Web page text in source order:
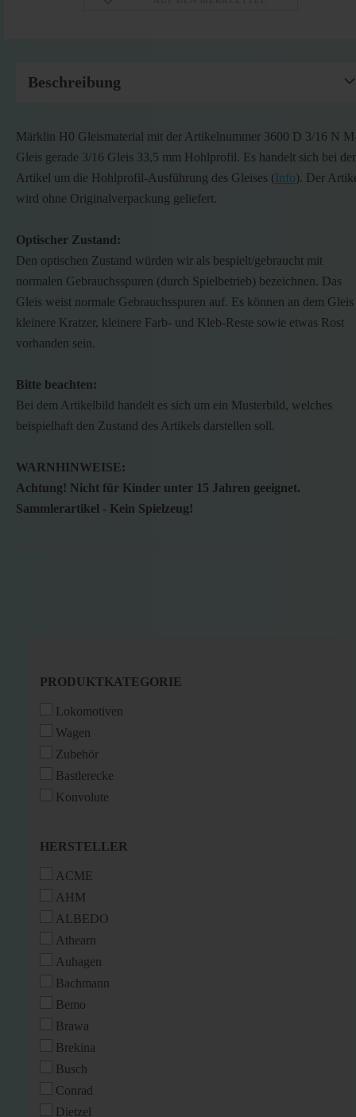
Beschreibung
Märklin H0 Gleismaterial mit der Artikelnummer 3600 D 3/16 N
Gleis gerade 3/16 Gleis 33,5 mm Hohlprofil. Es handelt sich bei
Artikel um die Hohlprofil-Ausführung des Gleises (Info). Der
wird ohne Originalverpackung geliefert.
Optischer Zustand:
Den optischen Zustand würden wir als bespielt/gebraucht mit
normalen Gebrauchsspuren (durch Spielbetrieb) bezeichnen. Das
Gleis weist normale Gebrauchsspuren auf. Es können an dem Gleis
kleinere Kratzer, kleinere Farb- und Kleb-Reste sowie etwas Rost
vorhanden sein.
Bitte beachten:
Bei dem Artikelbild handelt es sich um ein Musterbild, welches
beispielhaft den Zustand des Artikels darstellen soll.
WARNHINWEISE:
Achtung! Nicht für Kinder unter 15 Jahren geeignet.
Sammlerartikel - Kein Spielzeug!
PRODUKTKATEGORIE
PRODUKTKATEGORIE
Lokomotiven
Wagen
Zubehör
Bastlerecke
Konvolute
HERSTELLER
HERSTELLER
ACME
AHM
ALBEDO
Athearn
Auhagen
Bachmann
Bemo
Brawa
Brekina
Busch
Conrad
Dietzel